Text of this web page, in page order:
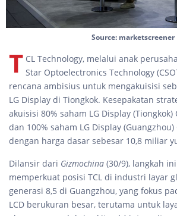
Source: marketscreener
T CL Technology, melalui anak
Star Optoelectronics Technology
rencana ambisius untuk mengakuisisi
LG Display di Tiongkok. Kesepakatan
akuisisi 80% saham LG Display (Tiongkok)
dan 100% saham LG Display (Guangzhou)
dengan harga dasar sebesar 10,8 miliar
Dilansir dari Gizmochina (30/9), langkah
memperkuat posisi TCL di industri layar
generasi 8,5 di Guangzhou, yang fokus
LCD berukuran besar, terutama untuk